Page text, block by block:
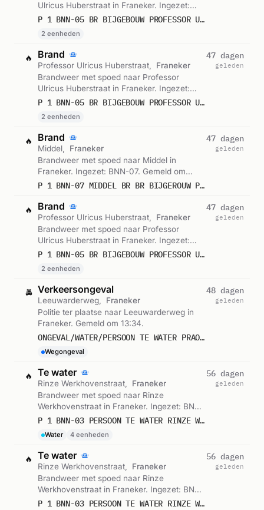
Ulricus Huberstraat in Franeker. Ingezet:
BNN-05. Gemeld om 08:40.
P 1 BNN-05 BR BIJGEBOUW PROFESSOR ULRICUS HUBERSTRAAT FRANEKER 024831 025693
2 eenheden
🔥 Brand
Professor Ulricus Huberstraat,
Franeker
Brandweer met spoed naar Professor
Ulricus Huberstraat in Franeker. Ingezet:
BNN-05. Gemeld om 08:29.
P 1 BNN-05 BR BIJGEBOUW PROFESSOR ULRICUS HUBERSTRAAT FRANEKER 024831 025693
2 eenheden
47 dagen
geleden
🔥 Brand
Middel,
Franeker
Brandweer met spoed naar Middel in
Franeker. Ingezet: BNN-07. Gemeld om
08:27.
P 1 BNN-07 MIDDEL BR BR BIJGEROUW PROFESSOR ULRICUS HUBERSTSAAT FRANEKER 024631
47 dagen
geleden
🔥 Brand
Professor Ulricus Huberstraat,
Franeker
Brandweer met spoed naar Professor
Ulricus Huberstraat in Franeker. Ingezet:
BNN-05. Gemeld om 08:27.
P 1 BNN-05 BR BIJGEBOUW PROFESSOR ULRICUS HUBERSTRAAT FRANEKER 024831 025693
2 eenheden
47 dagen
geleden
🚔 Verkeersongeval
Leeuwarderweg,
Franeker
Politie ter plaatse naar Leeuwarderweg in
Franeker. Gemeld om 13:34.
ONGEVAL/WATER/PERSOON TE WATER PRAO 1 FRANEKER LEEUWARDERWEG
Wegongeval
48 dagen
geleden
🔥 Te water
Rinze Werkhovenstraat,
Franeker
Brandweer met spoed naar Rinze
Werkhovenstraat in Franeker. Ingezet: BNN-
03. Gemeld om 10:18.
P 1 BNN-03 PERSOON TE WATER RINZE WERKHOVENSTRAAT FRANEKER 024831 026110 024611 027393
Water 4 eenheden
56 dagen
geleden
🔥 Te water
Rinze Werkhovenstraat,
Franeker
Brandweer met spoed naar Rinze
Werkhovenstraat in Franeker. Ingezet: BNN-
03. Gemeld om 10:16.
P 1 BNN-03 PERSOON TE WATER RINZE WERKHOVENSTRAAT FRANEKER 024831 026110 024611 027393
56 dagen
geleden